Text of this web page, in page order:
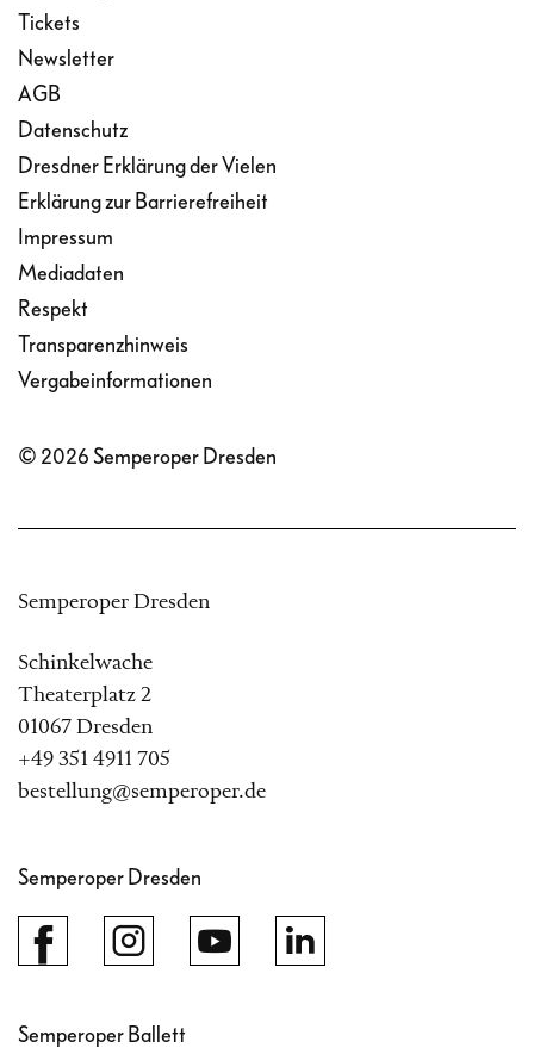
Tickets
Newsletter
AGB
Datenschutz
Dresdner Erklärung der Vielen
Erklärung zur Barrierefreiheit
Impressum
Mediadaten
Respekt
Transparenzhinweis
Vergabeinformationen
© 2026 Semperoper Dresden
Semperoper Dresden
Schinkelwache
Theaterplatz 2
01067 Dresden
+49 351 4911 705
bestellung@semperoper.de
Semperoper Dresden
Semperoper Ballett